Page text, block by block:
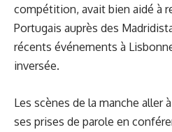
compétition, avait bien aidé à
Portugais auprès des
récents événements à
inversée.
Les scènes de la manche aller
ses prises de parole en